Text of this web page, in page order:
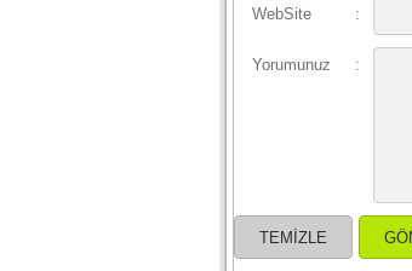
WebSite :
Yorumunuz :